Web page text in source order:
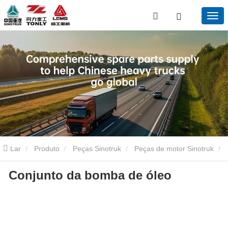
Lar Produto Peças Sinotruk Peças de motor Sinotruk
Conjunto da bomba de óleo
Conjunto da bomba de óleo